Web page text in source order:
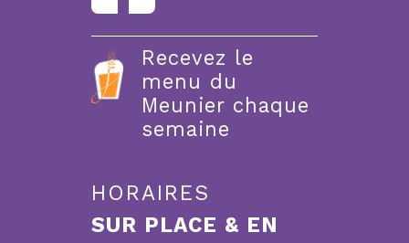
Recevez le
menu du
Meunier chaque
semaine
HORAIRES
SUR PLACE & EN